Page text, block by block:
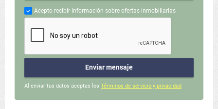
Acepto recibir información sobre ofertas inmobiliarias
Enviar mensaje
Al enviar tus datos aceptas los Términos de servicio y privacidad